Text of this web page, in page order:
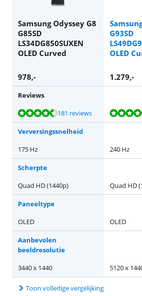
Samsung Odyssey G8
G85SD
LS34DG850SUXEN
OLED Curved
G93SD
OLED
978,- 1.279,-
Reviews
Beoordeling is 9,0 van de 10, gebaseerd op 181
181 reviews
Beoordeling is 9,3 van de 10, gebaseerd op 36
Beoordeling is 9,6 van de 10, gebaseerd op 1
Beoordeling is 9,4 van de 10, gebaseerd op 21
Beoordeling is 9,1 van de 10, gebaseerd op 11
Verversingssnelheid
175 Hz
240 Hz
Scherpte
Quad HD (1440p)
Quad HD
Paneeltype
OLED
OLED
Aanbevolen
beeldresolutie
3440 x 1440
5120 x
Toon volledige vergelijking